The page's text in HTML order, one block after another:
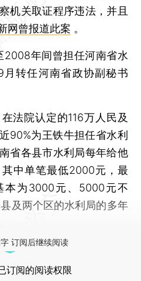
机关取证程序违法，并且
网曾报道此案 。
年间曾担任河南省水
转任河南省政协副秘书
院认定的116万人民及
90%为王铁牛担任省水利
省各县市水利局每年给他
中单笔最低2000元，最
本为3000元、5000元不
及两个区的水利局的多年
订阅后继续阅读
订阅的阅读权限